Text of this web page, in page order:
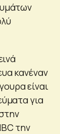
κανέναν
είναι
για
την